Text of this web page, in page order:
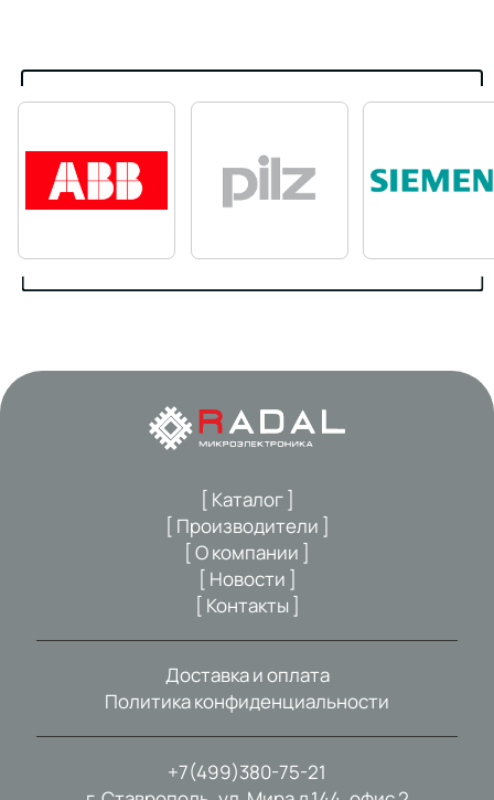
+7(499)380-75-21
[ Каталог ]
[ Производители ]
[ О компании ]
[ Новости ]
[ Контакты ]
Доставка и оплата
Политика конфиденциальности